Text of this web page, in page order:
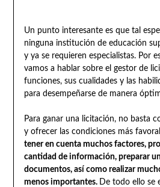
Un punto interesante es que tal
ninguna institución de educación
y ya se requieren especialistas. Por
vamos a hablar sobre el gestor de
funciones, sus cualidades y las
para desempeñarse de manera
Para ganar una licitación, no basta
y ofrecer las condiciones más
tener en cuenta muchos factores,
cantidad de información, preparar
documentos, así como realizar
menos importantes. De todo ello se